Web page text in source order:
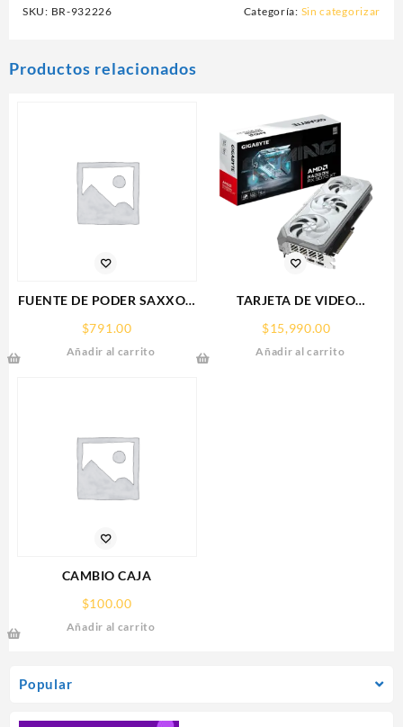
Popular
SKU: BR-932226 Categoría: Sin categorizar
Productos relacionados
FUENTE DE PODER SAXXON
REGULADA,12V,10
AMPERES,DISTRIBUIDOR
$791.00
Añadir al carrito
TARJETA DE VIDEO
R907XGAMINGOCICE-16GD)
RX 9070
$15,990.00
Añadir al carrito
CAMBIO CAJA
$100.00
Añadir al carrito